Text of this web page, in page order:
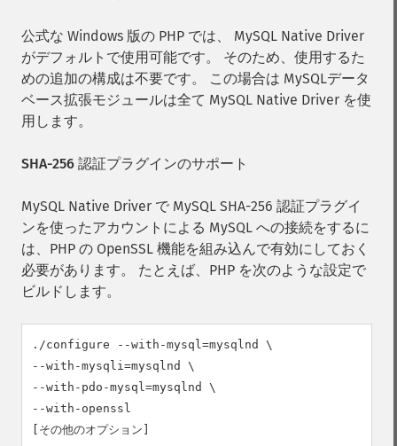
公式な Windows 版の PHP では、 MySQL Native Driver
がデフォルトで使用可能です。 そのため、使用するた
めの追加の構成は不要です。 この場合は MySQLデータ
ベース拡張モジュールは全て MySQL Native Driver を使
用します。
SHA-256 認証プラグインのサポート
MySQL Native Driver で MySQL SHA-256 認証プラグイ
ンを使ったアカウントによる MySQL への接続をするに
は、PHP の OpenSSL 機能を組み込んで有効にしておく
必要があります。 たとえば、PHP を次のような設定で
ビルドします。
./configure --with-mysql=mysqlnd \
--with-mysqli=mysqlnd \
--with-pdo-mysql=mysqlnd \
--with-openssl
[その他のオプション]